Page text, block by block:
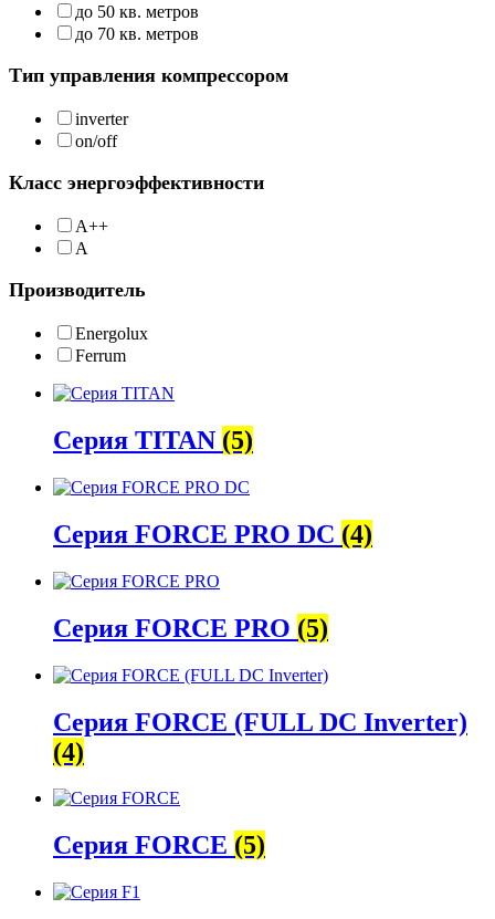
до 50 кв. метров
до 70 кв. метров
Тип управления компрессором
inverter
on/off
Класс энергоэффективности
A++
А
Производитель
Energolux
Ferrum
Серия TITAN (5)
Серия FORCE PRO DC (4)
Серия FORCE PRO (5)
Серия FORCE (FULL DC Inverter)
(4)
Серия FORCE (5)